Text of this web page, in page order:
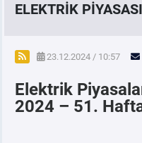
ELEKTRİK PİYASASI
SPOT ELEKTRİK
ÖRNEK FİNANS
23.12.2024 / 10:57
Elektrik
2024 – 51.